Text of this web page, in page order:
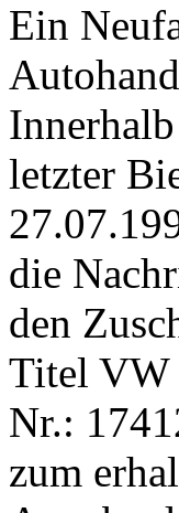
Ein
letzter
die
den
Titel VW
Nr.:
zum